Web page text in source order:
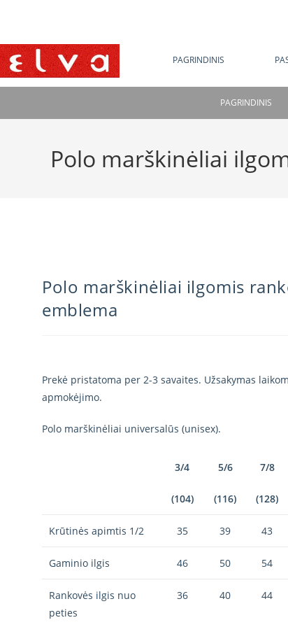
PAGRINDINIS
PAGRINDINIS
Polo marškinėliai
Polo marškinėliai ilgomis
emblema
Prekė pristatoma per 2-3 savaites. Užsakymas
apmokėjimo.
Polo marškinėliai universalūs (unisex).
3/4
(104)
5/6
(116)
7/8
(128)
Krūtinės apimtis 1/2 35 39 43
Gaminio ilgis 46 50 54
Rankovės ilgis nuo
peties
36 40 44